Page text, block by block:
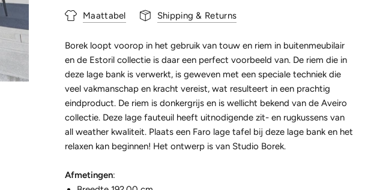
Maattabel Shipping & Returns
Borek loopt voorop in het gebruik van touw en riem in buitenmeubilair
en de Estoril collectie is daar een perfect voorbeeld van. De riem die in
deze lage bank is verwerkt, is geweven met een speciale techniek die
veel vakmanschap en kracht vereist, wat resulteert in een prachtig
eindproduct. De riem is donkergrijs en is wellicht bekend van de Aveiro
collectie. Deze lage fauteuil heeft uitnodigende zit- en rugkussens van
all weather kwaliteit. Plaats een Faro lage tafel bij deze lage bank en het
relaxen kan beginnen! Het ontwerp is van Studio Borek.
Afmetingen: